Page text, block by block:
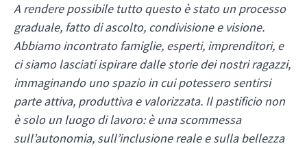
A rendere possibile tutto questo è stato un processo
graduale, fatto di ascolto, condivisione e visione.
Abbiamo incontrato famiglie, esperti, imprenditori, e
ci siamo lasciati ispirare dalle storie dei nostri ragazzi,
immaginando uno spazio in cui potessero sentirsi
parte attiva, produttiva e valorizzata. Il pastificio non
è solo un luogo di lavoro: è una scommessa
sull’autonomia, sull’inclusione reale e sulla bellezza